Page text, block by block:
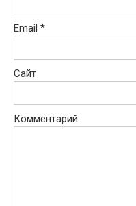
Email *
Сайт
Комментарий